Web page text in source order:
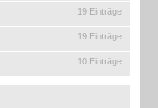
19 Einträge
19 Einträge
10 Einträge